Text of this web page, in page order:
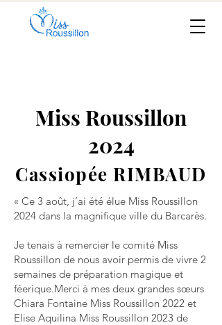
Miss Roussillon
2024
Cassiopée RIMBAUD
« Ce 3 août, j’ai été élue Miss Roussillon
2024 dans la magnifique ville du Barcarès.
Je tenais à remercier le comité Miss
Roussillon de nous avoir permis de vivre 2
semaines de préparation magique et
féerique.Merci à mes deux grandes sœurs
Chiara Fontaine Miss Roussillon 2022 et
Elise Aquilina Miss Roussillon 2023 de